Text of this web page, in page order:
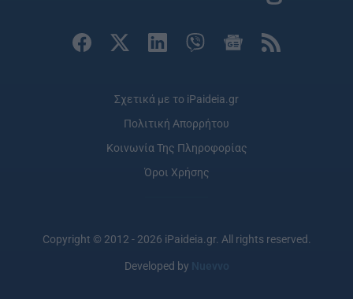
Σχετικά με το iPaideia.gr
Πολιτική Απορρήτου
Κοινωνία Της Πληροφορίας
Όροι Χρήσης
Copyright © 2012 - 2026 iPaideia.gr. All rights reserved.
Developed by